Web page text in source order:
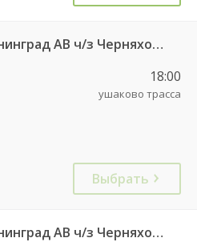
580 Гусев КДП — Калининград АВ ч/з Черняховск АС
18:00
ушаково трасса
Выбрать
580 Гусев КДП — Калининград АВ ч/з Черняховск АС